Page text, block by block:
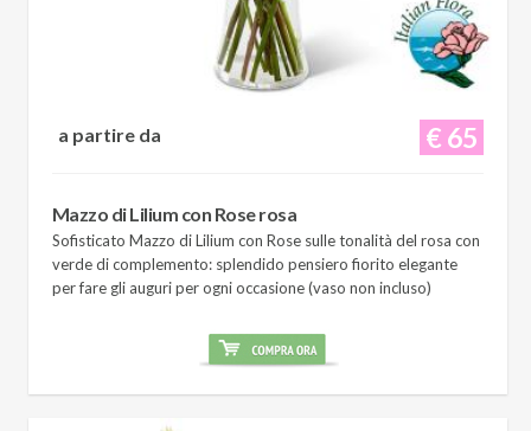
€ 65
a partire da
Mazzo di Lilium con Rose rosa
Sofisticato Mazzo di Lilium con Rose sulle tonalità del rosa con
verde di complemento: splendido pensiero fiorito elegante
per fare gli auguri per ogni occasione (vaso non incluso)